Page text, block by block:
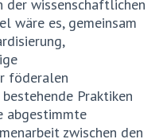
der wissenschaftlichen
wäre es, gemeinsam
föderalen
Praktiken
abgestimmte
zwischen den